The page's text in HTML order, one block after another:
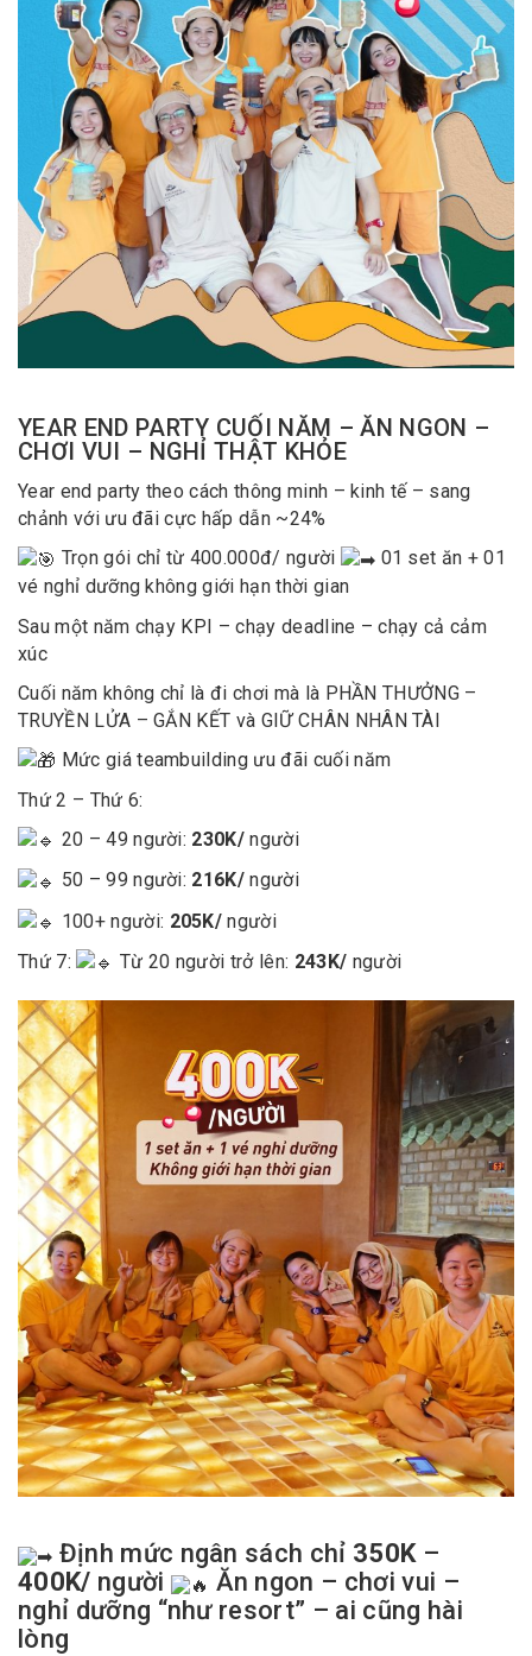
YEAR END PARTY CUỐI NĂM – ĂN NGON –
CHƠI VUI – NGHỈ THẬT KHỎE
Year end party theo cách thông minh – kinh tế – sang
chảnh với ưu đãi cực hấp dẫn ~24%
Trọn gói chỉ từ 400.000đ/ người
01 set ăn + 01
vé nghỉ dưỡng không giới hạn thời gian
Sau một năm chạy KPI – chạy deadline – chạy cả cảm
xúc
Cuối năm không chỉ là đi chơi mà là PHẦN THƯỞNG –
TRUYỀN LỬA – GẮN KẾT và GIỮ CHÂN NHÂN TÀI
Mức giá teambuilding ưu đãi cuối năm
Thứ 2 – Thứ 6:
20 – 49 người: 230K/ người
50 – 99 người: 216K/ người
100+ người: 205K/ người
Thứ 7:
Từ 20 người trở lên: 243K/ người
Định mức ngân sách chỉ 350K–
400K/ người
Ăn ngon – chơi vui –
nghỉ dưỡng “như resort” – ai cũng hài
lòng